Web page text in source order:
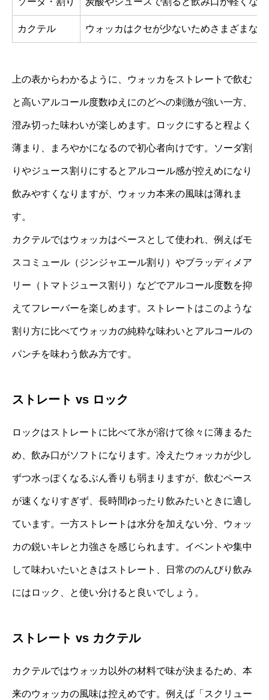
カクテル ウォッカはクセが少ないためさまざまな
上の表からわかるように、ウォッカをストレートで飲む
と高いアルコール度数ゆえにのどへの刺激が強い一方、
澄み切った味わいが楽しめます。ロックにすると程よく
薄まり、まろやかになるので初心者向けです。ソーダ割
りやジュース割りにするとアルコール感が控えめになり
飲みやすくなりますが、ウォッカ本来の風味は薄れま
す。
カクテルではウォッカはベースとして使われ、例えばモ
スコミュール（ジンジャエール割り）やブラッディメア
リー（トマトジュース割り）などでアルコール度数を抑
えてフレーバーを楽しめます。ストレートはこのような
割り方に比べてウォッカの純粋な味わいとアルコールの
パンチを味わう飲み方です。
ストレート vs ロック
ロックはストレートに比べて氷が溶けて徐々に薄まるた
め、飲み口がソフトになります。冷えたウォッカが少し
ずつ水っぽくなるぶん香りも弱まりますが、飲むペース
が速くなりすぎず、長時間ゆったり飲みたいときに適し
ています。一方ストレートは水分を加えない分、ウォッ
カの鋭いキレと力強さを感じられます。イベントや集中
して味わいたいときはストレート、日常ののんびり飲み
にはロック、と使い分けると良いでしょう。
ストレート vs カクテル
カクテルではウォッカ以外の材料で味が決まるため、本
来のウォッカの風味は控えめです。例えば「スクリュー